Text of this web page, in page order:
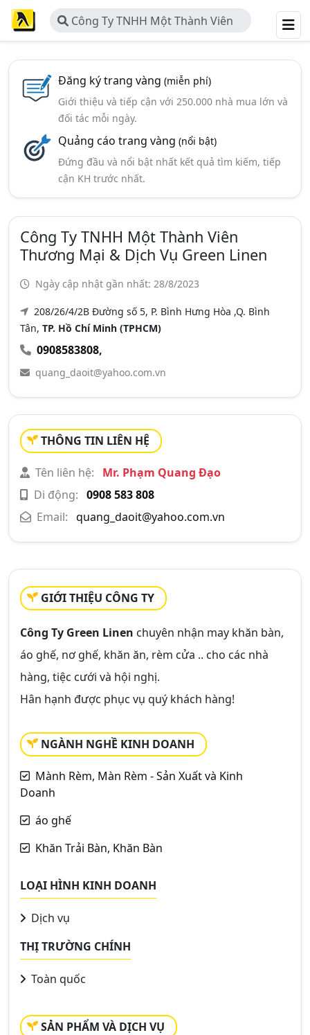
Công Ty TNHH Một Thành Viên
Thương Mại & Dịch Vụ Green Linen
Đăng ký trang vàng (miễn phí)
Giới thiệu và tiếp cận với 250.000 nhà mua lớn và
đối tác mỗi ngày.
Quảng cáo trang vàng (nổi bật)
Đứng đầu và nổi bật nhất kết quả tìm kiếm, tiếp
cận KH trước nhất.
Công Ty TNHH Một Thành Viên
Thương Mại & Dịch Vụ Green Linen
Ngày cập nhật gần nhất: 28/8/2023
208/26/4/2B Đường số 5, P. Bình Hưng Hòa ,Q. Bình
Tân, TP. Hồ Chí Minh (TPHCM)
0908583808,
quang_daoit@yahoo.com.vn
THÔNG TIN LIÊN HỆ
Tên liên hệ:
Mr. Phạm Quang Đạo
Di động: 0908 583 808
Email: quang_daoit@yahoo.com.vn
GIỚI THIỆU CÔNG TY
Công Ty Green Linen chuyên nhận may khăn bàn,
áo ghế, nơ ghế, khăn ăn, rèm cửa .. cho các nhà
hàng, tiệc cưới và hội nghị.
Hân hạnh được phục vụ quý khách hàng!
NGÀNH NGHỀ KINH DOANH
Mành Rèm, Màn Rèm - Sản Xuất và Kinh
Doanh
áo ghế
Khăn Trải Bàn, Khăn Bàn
LOẠI HÌNH KINH DOANH
Dịch vụ
THỊ TRƯỜNG CHÍNH
Toàn quốc
SẢN PHẨM VÀ DỊCH VỤ